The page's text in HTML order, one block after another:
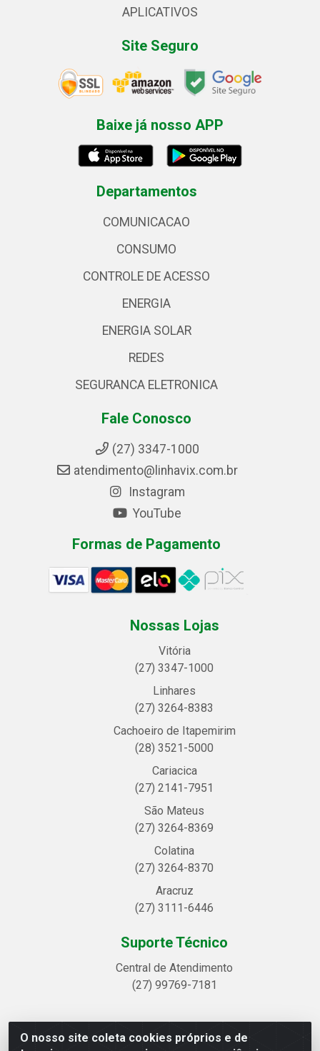
O nosso site coleta cookies próprios e de
APLICATIVOS
Site Seguro
Baixe já nosso APP
Departamentos
COMUNICACAO
CONSUMO
CONTROLE DE ACESSO
ENERGIA
ENERGIA SOLAR
REDES
SEGURANCA ELETRONICA
Fale Conosco
(27) 3347-1000
atendimento@linhavix.com.br
Instagram
YouTube
Formas de Pagamento
Nossas Lojas
Vitória
(27) 3347-1000
Linhares
(27) 3264-8383
Cachoeiro de Itapemirim
(28) 3521-5000
Cariacica
(27) 2141-7951
São Mateus
(27) 3264-8369
Colatina
(27) 3264-8370
Aracruz
(27) 3111-6446
Suporte Técnico
Central de Atendimento
(27) 99769-7181
Linhavix Distribuidora LTDA - Avenida Alegre, 2521 -